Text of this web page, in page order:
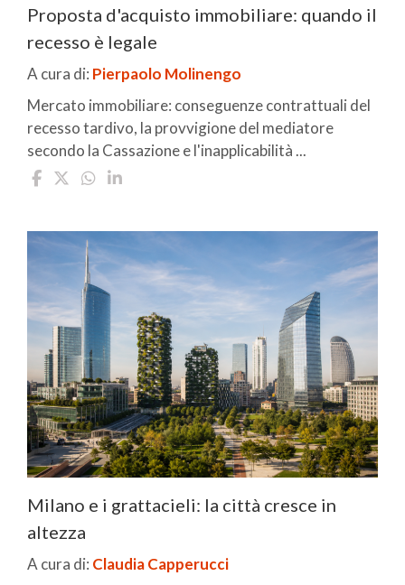
Proposta d'acquisto immobiliare: quando il
recesso è legale
A cura di: Pierpaolo Molinengo
Mercato immobiliare: conseguenze contrattuali del
recesso tardivo, la provvigione del mediatore
secondo la Cassazione e l'inapplicabilità ...
Milano e i grattacieli: la città cresce in
altezza
A cura di: Claudia Capperucci